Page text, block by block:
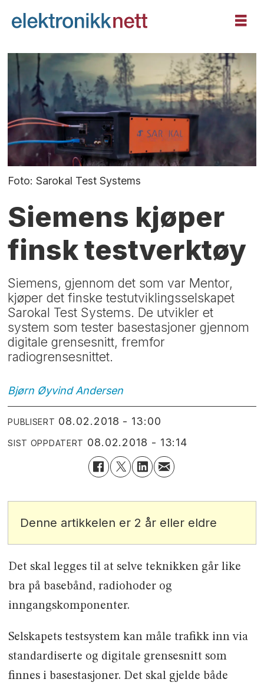
Foto: Sarokal Test Systems
Siemens kjøper
finsk testverktøy
Siemens, gjennom det som var Mentor,
kjøper det finske testutviklingsselskapet
Sarokal Test Systems. De utvikler et
system som tester basestasjoner gjennom
digitale grensesnitt, fremfor
radiogrensesnittet.
Bjørn Øyvind Andersen
PUBLISERT 08.02.2018 - 13:00
SIST OPPDATERT 08.02.2018 - 13:14
Denne artikkelen er 2 år eller eldre
Det skal legges til at selve teknikken går like
bra på basebånd, radiohoder og
inngangskomponenter.
Selskapets testsystem kan måle trafikk inn via
standardiserte og digitale grensesnitt som
finnes i basestasjoner. Det skal gjelde både